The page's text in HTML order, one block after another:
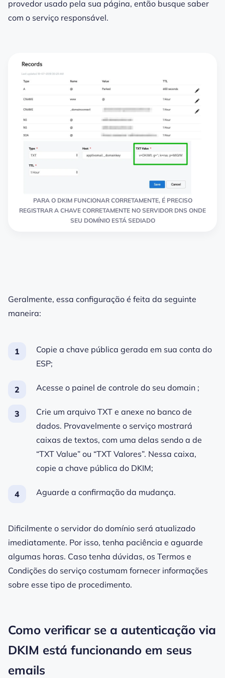
provedor usado pela sua página, então busque saber
com o serviço responsável.
PARA O DKIM FUNCIONAR CORRETAMENTE, É PRECISO
REGISTRAR A CHAVE CORRETAMENTE NO SERVIDOR DNS ONDE
SEU DOMÍNIO ESTÁ SEDIADO
Geralmente, essa configuração é feita da seguinte
maneira:
Copie a chave pública gerada em sua conta do
ESP;
Acesse o painel de controle do seu domain ;
Crie um arquivo TXT e anexe no banco de
dados. Provavelmente o serviço mostrará
caixas de textos, com uma delas sendo a de
“TXT Value” ou “TXT Valores”. Nessa caixa,
copie a chave pública do DKIM;
Aguarde a confirmação da mudança.
Dificilmente o servidor do domínio será atualizado
imediatamente. Por isso, tenha paciência e aguarde
algumas horas. Caso tenha dúvidas, os Termos e
Condições do serviço costumam fornecer informações
sobre esse tipo de procedimento.
Como verificar se a autenticação via
DKIM está funcionando em seus
emails